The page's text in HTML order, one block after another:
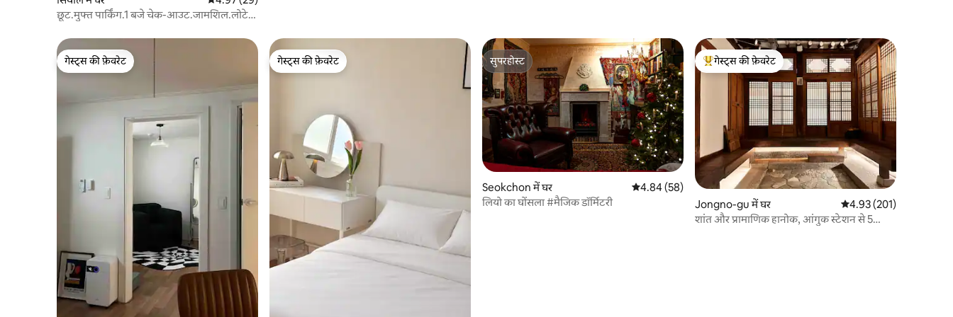
छूट.मुफ्त पार्किंग.1 बजे चेक-आउट.जामशिल.लोटे
वर्ल्ड.सोंगनीदानगिल.केएसपीओ.गांगनाम.कोएक्स.आसन
अस्पताल
गेस्ट्स की फ़ेवरेट
गेस्ट्स की फ़ेवरेट
गेस्ट्स की फ़ेवरेट
गेस्ट्स की फ़ेवरेट
सुपरहोस्ट
सुपरहोस्ट
Seokchon में घर औसत रेटिंग 5 में से 4.84, 58 समीक्षाएँ
4.84 (58)
लियो का घोंसला #मैजिक डॉर्मिटरी
गेस्ट्स का टॉप फ़ेवरेट
गेस्ट्स की फ़ेवरेट
Jongno-gu में घर औसत रेटिंग 5 में से 4.93,
4.93 (201)
शांत और प्रामाणिक हानोक, आंगुक स्टेशन से 5